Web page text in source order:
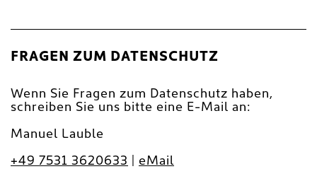
FRAGEN ZUM DATENSCHUTZ
Wenn Sie Fragen zum Datenschutz haben,
schreiben Sie uns bitte eine E-Mail an:
Manuel Lauble
+49 7531 3620633
eMail